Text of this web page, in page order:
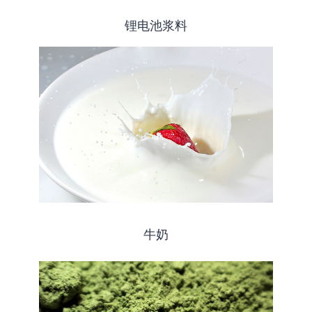
锂电池浆料
牛奶